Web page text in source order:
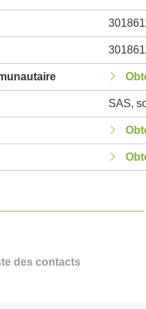
SAS,
des contacts